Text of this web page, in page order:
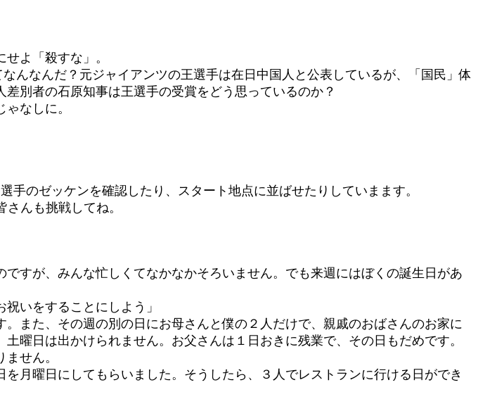
よ「殺すな」。
んなんだ？元ジャイアンツの王選手は在日中国人と公表しているが、「国民」体
別者の石原知事は王選手の受賞をどう思っているのか？
なしに。
のゼッケンを確認したり、スタート地点に並ばせたりしていまます。
んも挑戦してね。
すが、みんな忙しくてなかなかそろいません。でも来週にはぼくの誕生日があ
いをすることにしよう」
また、その週の別の日にお母さんと僕の２人だけで、親戚のおばさんのお家に
曜日は出かけられません。お父さんは１日おきに残業で、その日もだめです。
せん。
月曜日にしてもらいました。そうしたら、３人でレストランに行ける日ができ